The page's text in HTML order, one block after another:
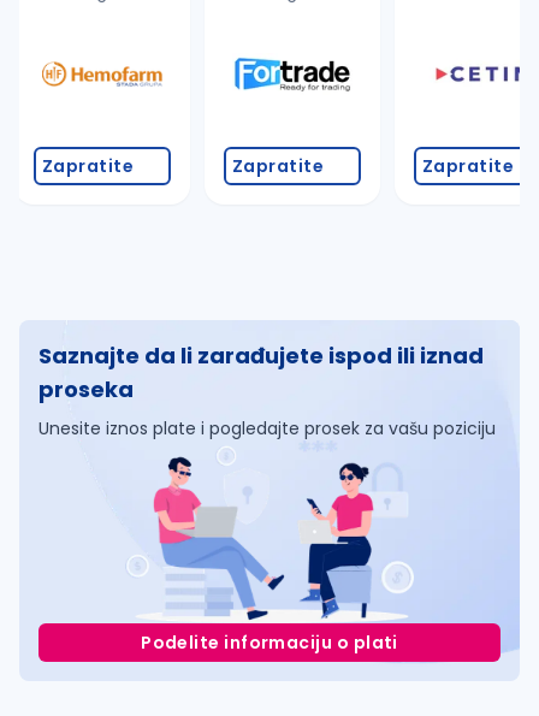
Zapratite Zapratite Zapratite
Saznajte da li zarađujete ispod ili iznad
proseka
Unesite iznos plate i pogledajte prosek za vašu poziciju
Podelite informaciju o plati